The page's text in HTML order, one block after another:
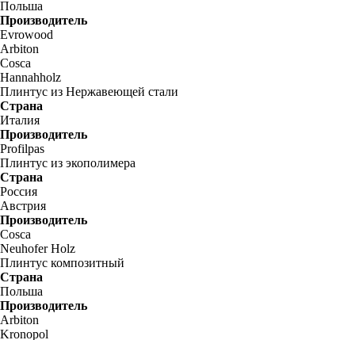
Польша
Производитель
Evrowood
Arbiton
Cosca
Hannahholz
Плинтус из Нержавеющей стали
Страна
Италия
Производитель
Profilpas
Плинтус из экополимера
Страна
Россия
Австрия
Производитель
Cosca
Neuhofer Holz
Плинтус композитный
Страна
Польша
Производитель
Arbiton
Kronopol